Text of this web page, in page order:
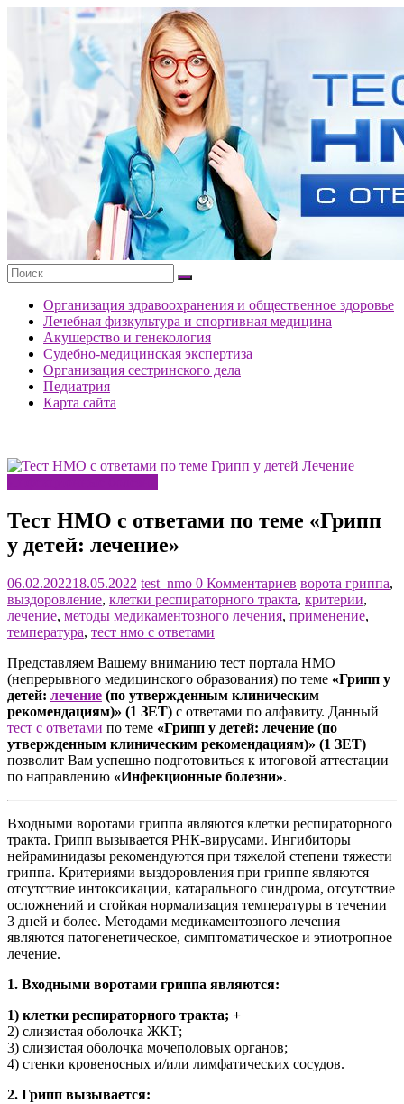
содержимому
портала
ответами
Организация здравоохранения и общественное здоровье
Лечебная физкультура и спортивная медицина
Акушерство и генекология
Судебно-медицинская экспертиза
Организация сестринского дела
Педиатрия
Карта сайта
Тест НМО с ответами по теме «Грипп
у детей: лечение»
06.02.202218.05.2022 test_nmo 0 Комментариев ворота гриппа,
выздоровление, клетки респираторного тракта, критерии,
лечение, методы медикаментозного лечения, применение,
температура, тест нмо с ответами
Представляем Вашему вниманию тест портала НМО
(непрерывного медицинского образования) по теме «Грипп у
детей: лечение (по утвержденным клиническим
рекомендациям)» (1 ЗЕТ) с ответами по алфавиту. Данный
тест с ответами по теме «Грипп у детей: лечение (по
утвержденным клиническим рекомендациям)» (1 ЗЕТ)
позволит Вам успешно подготовиться к итоговой аттестации
по направлению «Инфекционные болезни».
Входными воротами гриппа являются клетки респираторного
тракта. Грипп вызывается РНК-вирусами. Ингибиторы
нейраминидазы рекомендуются при тяжелой степени тяжести
гриппа. Критериями выздоровления при гриппе являются
отсутствие интоксикации, катарального синдрома, отсутствие
осложнений и стойкая нормализация температуры в течении
3 дней и более. Методами медикаментозного лечения
являются патогенетическое, симптоматическое и этиотропное
лечение.
1. Входными воротами гриппа являются:
1) клетки респираторного тракта; +
2) слизистая оболочка ЖКТ;
3) слизистая оболочка мочеполовых органов;
4) стенки кровеносных и/или лимфатических сосудов.
2. Грипп вызывается: